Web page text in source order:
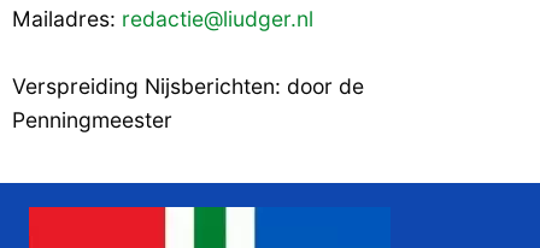
Mailadres: redactie@liudger.nl
Verspreiding Nijsberichten: door de
Penningmeester